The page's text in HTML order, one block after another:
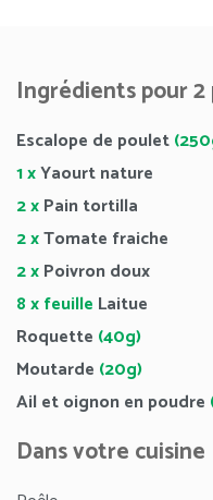
Ingrédients pour 2
Escalope de poulet
1 xYaourt nature
2 xPain tortilla
2 xTomate fraiche
2 xPoivron doux
8 x feuille Laitue
Roquette (40g)
Moutarde (20g)
Ail et oignon en poudre
Dans votre cuisine